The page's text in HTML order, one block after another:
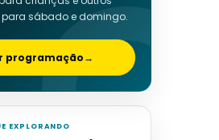
sábado e domingo.
programação→
EXPLORANDO